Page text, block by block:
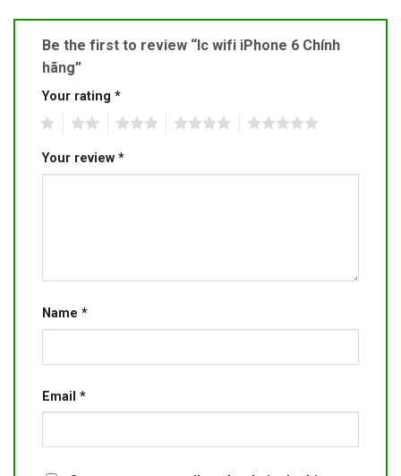
Be the first to review “Ic wifi iPhone 6 Chính
hãng”
Your rating *
Your review *
Name *
Email *